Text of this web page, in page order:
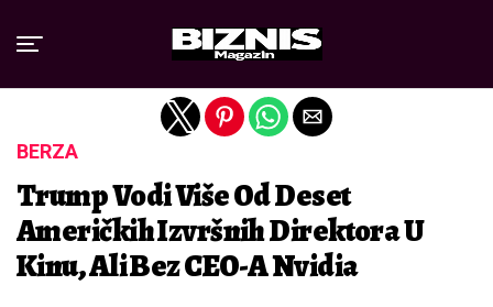
BERZA
Trump Vodi Više Od Deset
Američkih Izvršnih Direktora U
Kinu, Ali Bez CEO-A Nvidia
Exit mobile version